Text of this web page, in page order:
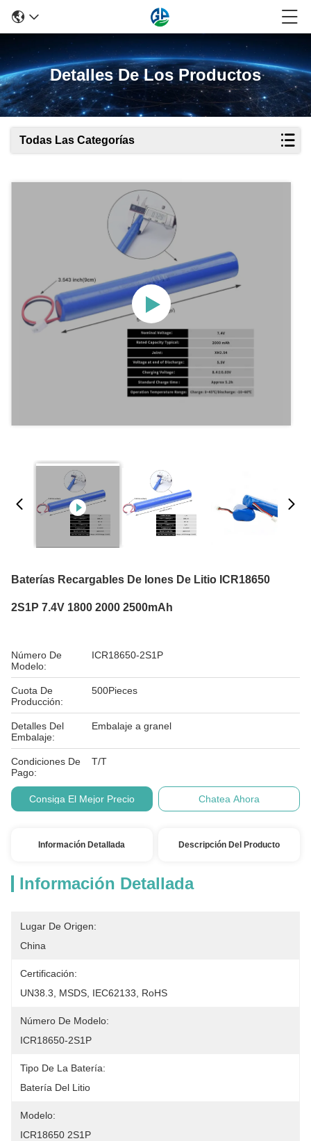
Detalles De Los Productos
Todas Las Categorías
Baterías Recargables De Iones De Litio ICR18650
2S1P 7.4V 1800 2000 2500mAh
Número De
Modelo:
ICR18650-2S1P
Cuota De
Producción:
500Pieces
Detalles Del
Embalaje:
Embalaje a granel
Condiciones De
Pago:
T/T
Consiga El Mejor Precio Chatea Ahora
Información Detallada Descripción Del Producto
Información Detallada
Lugar De Origen:
China
Certificación:
UN38.3, MSDS, IEC62133, RoHS
Número De Modelo:
ICR18650-2S1P
Tipo De La Batería:
Batería Del Litio
Modelo:
ICR18650 2S1P